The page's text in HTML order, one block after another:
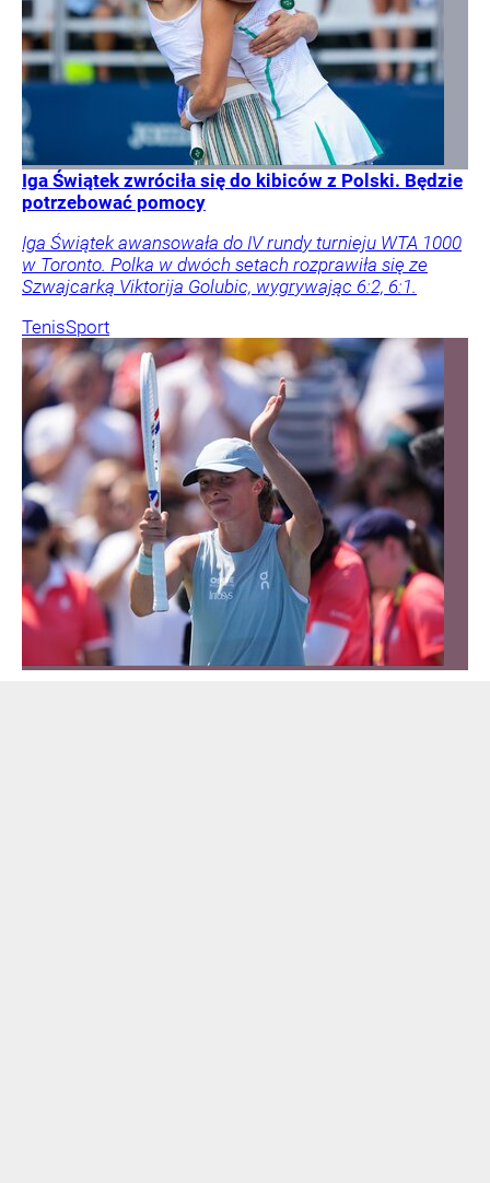
Iga Świątek zwróciła się do kibiców z Polski. Będzie
potrzebować pomocy
Iga Świątek awansowała do IV rundy turnieju WTA 1000
w Toronto. Polka w dwóch setach rozprawiła się ze
Szwajcarką Viktorija Golubic, wygrywając 6:2, 6:1.
TenisSport